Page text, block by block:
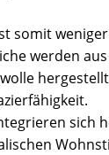
somit
werden
sich